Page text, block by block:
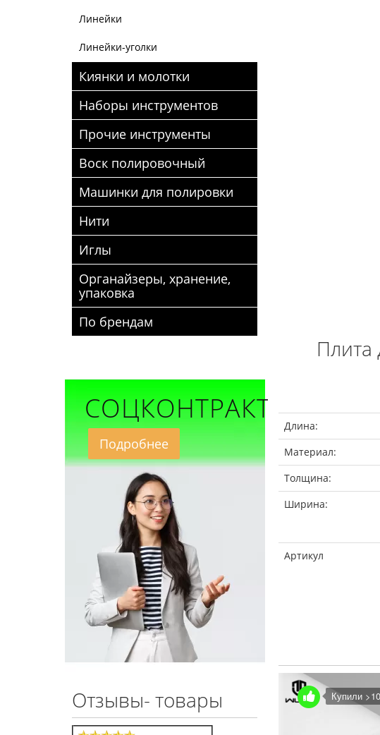
Линейки
Линейки-уголки
Киянки и молотки
Наборы инструментов
Прочие инструменты
Воск полировочный
Машинки для полировки
Нити
Иглы
Органайзеры, хранение,
упаковка
По брендам
СОЦКОНТРАКТ
Подробнее
Отзывы- товары
Плита
Длина:
Материал:
Толщина:
Ширина:
Артикул
Купили >100 шт Купили